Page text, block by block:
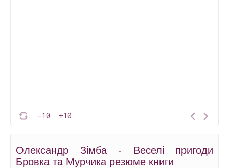
-10 +10
Олександр Зімба - Веселі пригоди
Бровка та Мурчика резюме книги